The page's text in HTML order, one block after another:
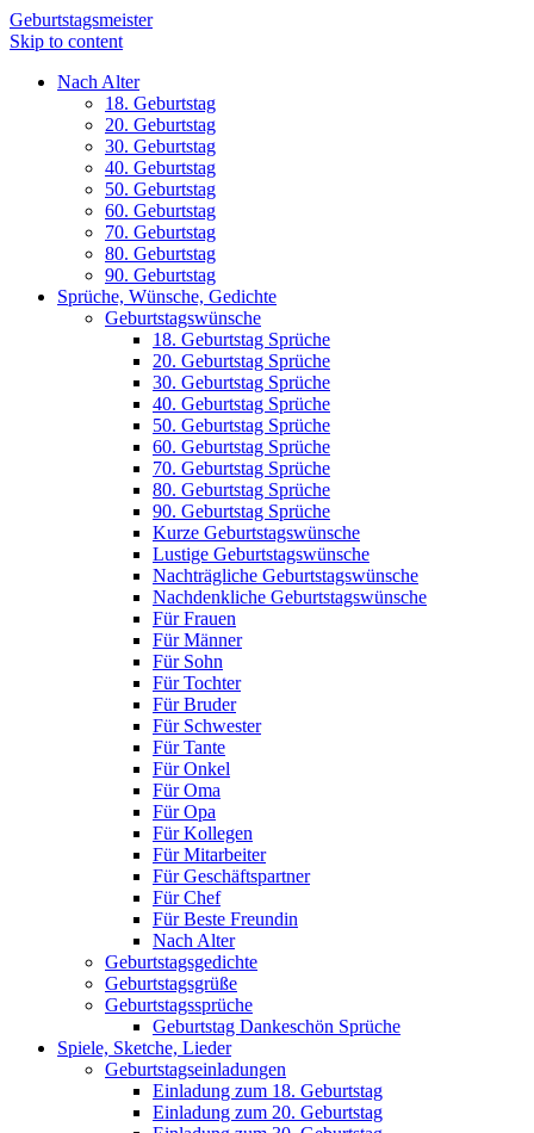
Geburtstagsmeister
Skip to content
Nach Alter
18. Geburtstag
20. Geburtstag
30. Geburtstag
40. Geburtstag
50. Geburtstag
60. Geburtstag
70. Geburtstag
80. Geburtstag
90. Geburtstag
Sprüche, Wünsche, Gedichte
Geburtstagswünsche
18. Geburtstag Sprüche
20. Geburtstag Sprüche
30. Geburtstag Sprüche
40. Geburtstag Sprüche
50. Geburtstag Sprüche
60. Geburtstag Sprüche
70. Geburtstag Sprüche
80. Geburtstag Sprüche
90. Geburtstag Sprüche
Kurze Geburtstagswünsche
Lustige Geburtstagswünsche
Nachträgliche Geburtstagswünsche
Nachdenkliche Geburtstagswünsche
Für Frauen
Für Männer
Für Sohn
Für Tochter
Für Bruder
Für Schwester
Für Tante
Für Onkel
Für Oma
Für Opa
Für Kollegen
Für Mitarbeiter
Für Geschäftspartner
Für Chef
Für Beste Freundin
Nach Alter
Geburtstagsgedichte
Geburtstagsgrüße
Geburtstagssprüche
Geburtstag Dankeschön Sprüche
Spiele, Sketche, Lieder
Geburtstagseinladungen
Einladung zum 18. Geburtstag
Einladung zum 20. Geburtstag